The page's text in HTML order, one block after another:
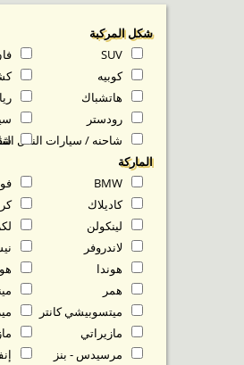
شكل المركبة
كوبيه
هاتشباك
رودستر
شاحنه / سيارات النقل
الماركة
كاديلاك
لينكولن
لاندروفر
هوندا
همر
ميتسوبيشي كانتر
مازيراتي
مرسيدس - بنز